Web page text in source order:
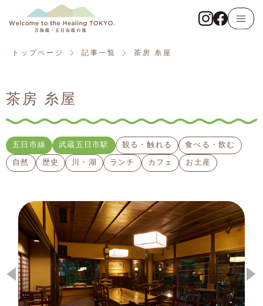
記事一覧
観る・触れる
食べる・飲む
泊まる・癒やされる
季節の特集記事
トップページ 記事一覧 茶房 糸屋
茶房 糸屋
五日市線 武蔵五日市駅 観る・触れる
食べる・飲む
自然
歴史 川・湖 ランチ カフェ お土産